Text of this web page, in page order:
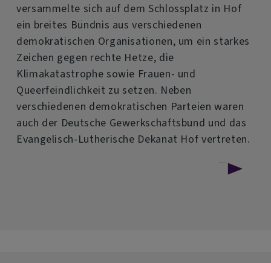
versammelte sich auf dem Schlossplatz in Hof
ein breites Bündnis aus verschiedenen
demokratischen Organisationen, um ein starkes
Zeichen gegen rechte Hetze, die
Klimakatastrophe sowie Frauen- und
Queerfeindlichkeit zu setzen. Neben
verschiedenen demokratischen Parteien waren
auch der Deutsche Gewerkschaftsbund und das
Evangelisch-Lutherische Dekanat Hof vertreten.